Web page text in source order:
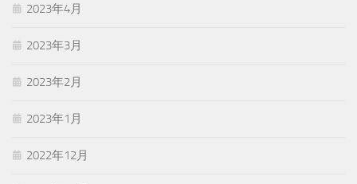
2023年4月
2023年3月
2023年2月
2023年1月
2022年12月